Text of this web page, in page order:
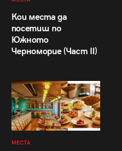
Кои места да
посетиш по
Южното
Черноморие (Част II)
МЕСТА